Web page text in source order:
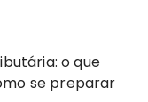
o que
se preparar